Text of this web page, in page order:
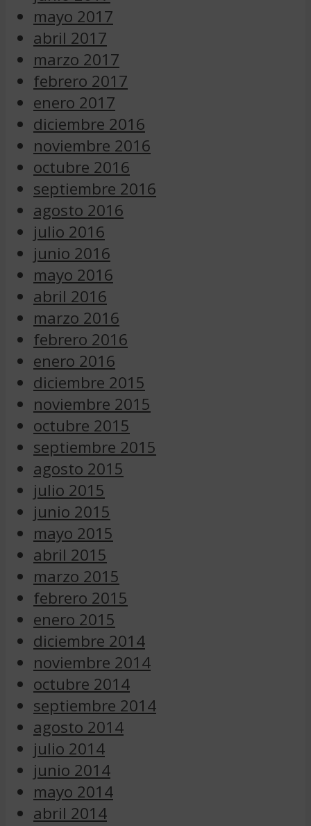
mayo 2017
abril 2017
marzo 2017
febrero 2017
enero 2017
diciembre 2016
noviembre 2016
octubre 2016
septiembre 2016
agosto 2016
julio 2016
junio 2016
mayo 2016
abril 2016
marzo 2016
febrero 2016
enero 2016
diciembre 2015
noviembre 2015
octubre 2015
septiembre 2015
agosto 2015
julio 2015
junio 2015
mayo 2015
abril 2015
marzo 2015
febrero 2015
enero 2015
diciembre 2014
noviembre 2014
octubre 2014
septiembre 2014
agosto 2014
julio 2014
junio 2014
mayo 2014
abril 2014